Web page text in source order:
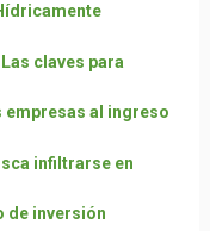
claves para
empresas al ingreso
infiltrarse en
de inversión